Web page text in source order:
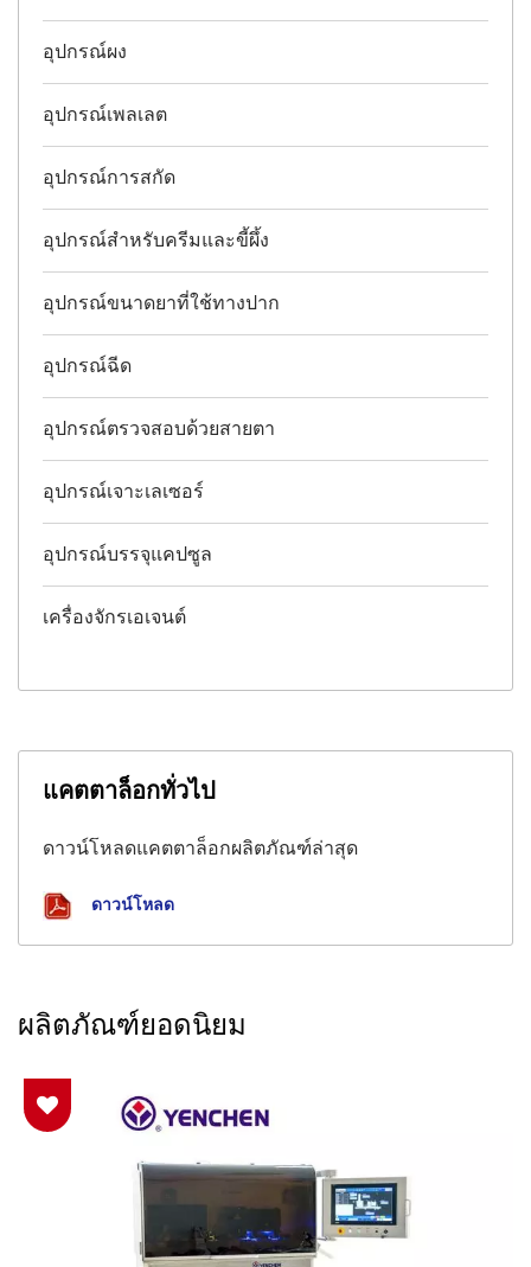
อุปกรณ์ผง
อุปกรณ์เพลเลต
อุปกรณ์การสกัด
อุปกรณ์สำหรับครีมและขี้ผึ้ง
อุปกรณ์ขนาดยาที่ใช้ทางปาก
อุปกรณ์ฉีด
อุปกรณ์ตรวจสอบด้วยสายตา
อุปกรณ์เจาะเลเซอร์
อุปกรณ์บรรจุแคปซูล
เครื่องจักรเอเจนต์
แคตตาล็อกทั่วไป
ดาวน์โหลดแคตตาล็อกผลิตภัณฑ์ล่าสุด
ดาวน์โหลด
ผลิตภัณฑ์ยอดนิยม